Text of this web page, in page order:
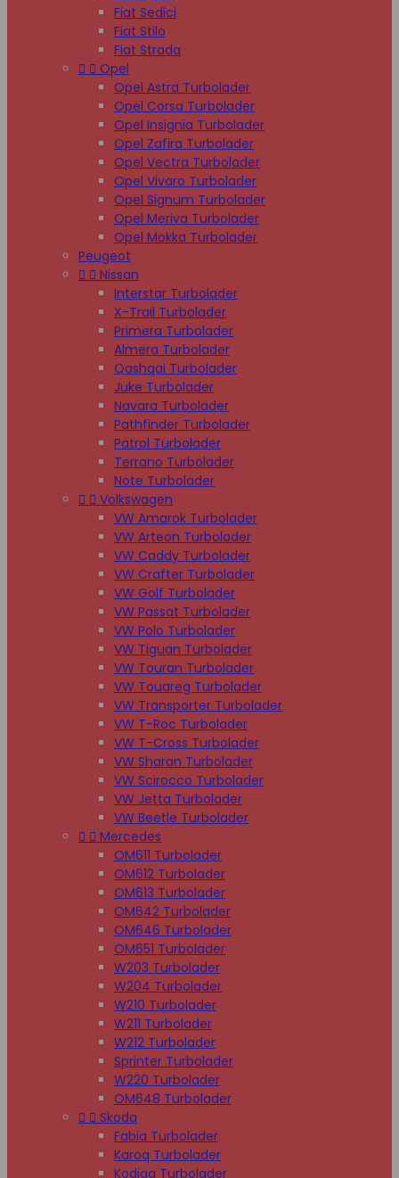
Fiat Sedici
Fiat Stilo
Fiat Strada
  Opel
Opel Astra Turbolader
Opel Corsa Turbolader
Opel Insignia Turbolader
Opel Zafira Turbolader
Opel Vectra Turbolader
Opel Vivaro Turbolader
Opel Signum Turbolader
Opel Meriva Turbolader
Opel Mokka Turbolader
Peugeot
  Nissan
Interstar Turbolader
X-Trail Turbolader
Primera Turbolader
Almera Turbolader
Qashqai Turbolader
Juke Turbolader
Navara Turbolader
Pathfinder Turbolader
Patrol Turbolader
Terrano Turbolader
Note Turbolader
  Volkswagen
VW Amarok Turbolader
VW Arteon Turbolader
VW Caddy Turbolader
VW Crafter Turbolader
VW Golf Turbolader
VW Passat Turbolader
VW Polo Turbolader
VW Tiguan Turbolader
VW Touran Turbolader
VW Touareg Turbolader
VW Transporter Turbolader
VW T-Roc Turbolader
VW T-Cross Turbolader
VW Sharan Turbolader
VW Scirocco Turbolader
VW Jetta Turbolader
VW Beetle Turbolader
  Mercedes
OM611 Turbolader
OM612 Turbolader
OM613 Turbolader
OM642 Turbolader
OM646 Turbolader
OM651 Turbolader
W203 Turbolader
W204 Turbolader
W210 Turbolader
W211 Turbolader
W212 Turbolader
Sprinter Turbolader
W220 Turbolader
OM648 Turbolader
  Skoda
Fabia Turbolader
Karoq Turbolader
Kodiaq Turbolader